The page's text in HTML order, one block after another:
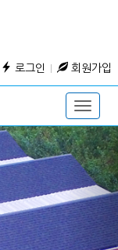
로그인 회원가입
Toggle